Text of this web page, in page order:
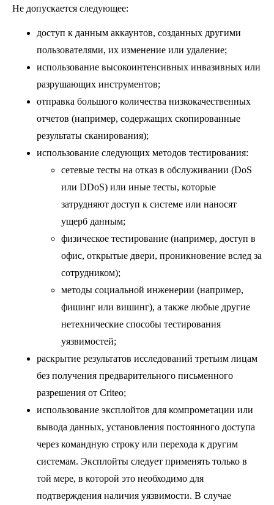
Не допускается следующее:
доступ к данным аккаунтов, созданных другими
пользователями, их изменение или удаление;
использование высокоинтенсивных инвазивных или
разрушающих инструментов;
отправка большого количества низкокачественных
отчетов (например, содержащих скопированные
результаты сканирования);
использование следующих методов тестирования:
сетевые тесты на отказ в обслуживании (DoS
или DDoS) или иные тесты, которые
затрудняют доступ к системе или наносят
ущерб данным;
физическое тестирование (например, доступ в
офис, открытые двери, проникновение вслед за
сотрудником);
методы социальной инженерии (например,
фишинг или вишинг), а также любые другие
нетехнические способы тестирования
уязвимостей;
раскрытие результатов исследований третьим лицам
без получения предварительного письменного
разрешения от Criteo;
использование эксплойтов для компрометации или
вывода данных, установления постоянного доступа
через командную строку или перехода к другим
системам. Эксплойты следует применять только в
той мере, в которой это необходимо для
подтверждения наличия уязвимости. В случае